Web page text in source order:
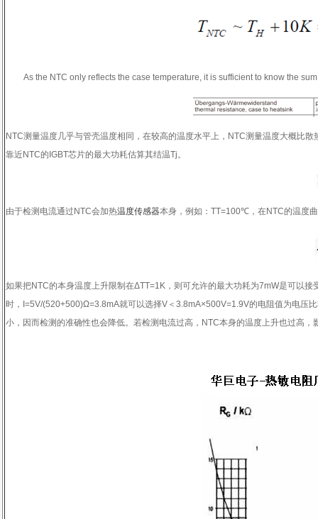
As the NTC only reflects the case temperature, it is sufficient to know the
NTC测量温度几乎与管壳温度相同，在较高的温度水平上， NTC测量温度大概比散
靠近 NTC的 IGBT芯片的最大功耗估算其结温Tj。
由于检测电流通过 NTC会加热温度传感器本身，例如： TT=100℃ ，在NTC的温度
如果把NTC的本身温度上升限制在ΔTT=1K ，则可允许的最大功耗为7mW是可以接
时， I=5V/(520+500)Ω=3.8mA就可以选择V ＜ 3.8mA×500V=1.9V的电阻值为电压
小，因而检测的准确性也会降低。若检测电流过高， NTC本身的温度上升也过高，